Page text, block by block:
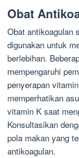
Obat
Obat antikoagulan
digunakan untuk
berlebihan.
mempengaruhi
penyerapan
memperhatikan
vitamin K saat
Konsultasikan
pola makan yang
antikoagulan.